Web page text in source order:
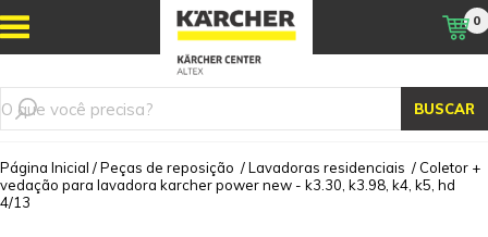
BUSCAR
0
Página Inicial /Peças de reposição /Lavadoras residenciais / Coletor +
vedação para lavadora karcher power new - k3.30, k3.98, k4, k5, hd
4/13